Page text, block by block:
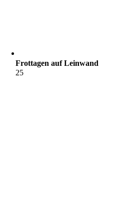
Frottagen auf Leinwand
25